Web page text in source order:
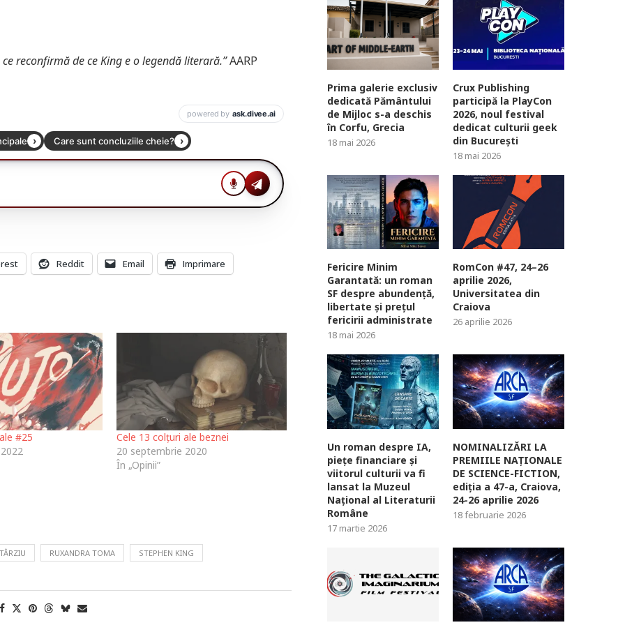
reconfirmă de ce King e o legendă literară.”AARP
Reddit Email Imprimare
#25
Cele 13 colțuri ale beznei
20 septembrie 2020
În „Opinii”
RUXANDRA TOMA STEPHEN KING
Prima galerie exclusiv
dedicată Pământului
de Mijloc s-a deschis
în Corfu, Grecia
18 mai 2026
Crux Publishing
participă la PlayCon
2026, noul festival
dedicat culturii geek
din București
18 mai 2026
Fericire Minim
Garantată: un roman
SF despre abundență,
libertate și prețul
fericirii administrate
18 mai 2026
RomCon #47, 24–26
aprilie 2026,
Universitatea din
Craiova
26 aprilie 2026
Un roman despre IA,
piețe financiare și
viitorul culturii va fi
lansat la Muzeul
Național al Literaturii
Române
17 martie 2026
NOMINALIZĂRI LA
PREMIILE NAȚIONALE
DE SCIENCE-FICTION,
ediția a 47-a, Craiova,
24-26 aprilie 2026
18 februarie 2026